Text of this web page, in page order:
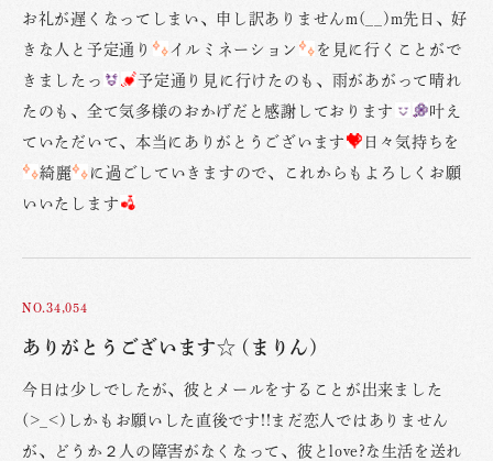
お礼が遅くなってしまい、申し訳ありませんm(__)m先日、好
きな人と予定通り
イルミネーション
を見に行くことがで
きましたっ
予定通り見に行けたのも、雨があがって晴れ
たのも、全て気多様のおかげだと感謝しております
叶え
ていただいて、本当にありがとうございます
日々気持ちを
綺麗
に過ごしていきますので、これからもよろしくお願
いいたします
NO.34,054
ありがとうございます☆ (まりん)
今日は少しでしたが、彼とメールをすることが出来ました
(>_<)しかもお願いした直後です!!まだ恋人ではありません
が、どうか２人の障害がなくなって、彼とlove?な生活を送れ